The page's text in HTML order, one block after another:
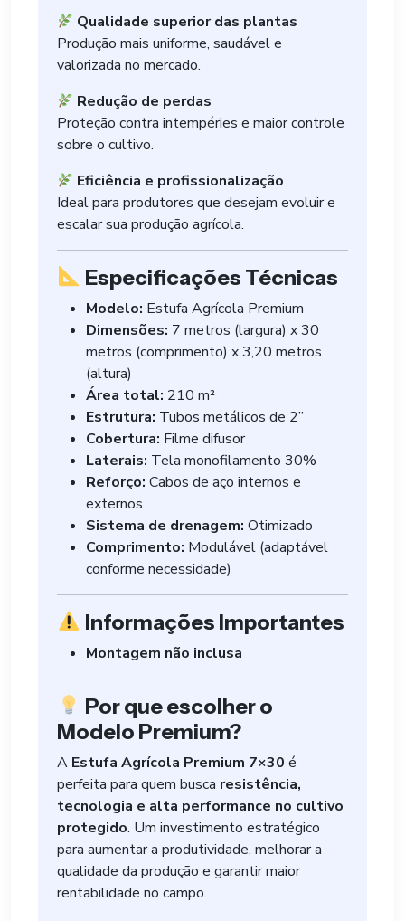
Qualidade superior das plantas
Produção mais uniforme, saudável e
valorizada no mercado.
Redução de perdas
Proteção contra intempéries e maior controle
sobre o cultivo.
Eficiência e profissionalização
Ideal para produtores que desejam evoluir e
escalar sua produção agrícola.
Especificações Técnicas
Modelo: Estufa Agrícola Premium
Dimensões: 7 metros (largura) x 30
metros (comprimento) x 3,20 metros
(altura)
Área total: 210 m²
Estrutura: Tubos metálicos de 2”
Cobertura: Filme difusor
Laterais: Tela monofilamento 30%
Reforço: Cabos de aço internos e
externos
Sistema de drenagem: Otimizado
Comprimento: Modulável (adaptável
conforme necessidade)
Informações Importantes
Montagem não inclusa
Por que escolher o
Modelo Premium?
A Estufa Agrícola Premium 7×30 é
perfeita para quem busca resistência,
tecnologia e alta performance no cultivo
protegido. Um investimento estratégico
para aumentar a produtividade, melhorar a
qualidade da produção e garantir maior
rentabilidade no campo.